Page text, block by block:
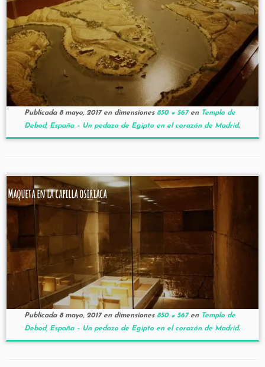
Publicada 8 mayo, 2017en dimensiones850 × 567enTemplo de
Debod, España – Un pedazo de Egipto en el corazón de Madrid.
Maqueta en la capilla osiriaca
Publicada 8 mayo, 2017en dimensiones850 × 567enTemplo de
Debod, España – Un pedazo de Egipto en el corazón de Madrid.